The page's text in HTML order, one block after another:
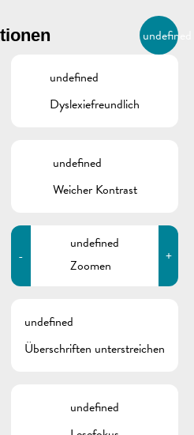
DE
BIERGER.REMICH.LU
undefined
undefined
Dyslexiefreundlich
undefined
Weicher Kontrast
-
undefined
Zoomen
+
undefined
Überschriften unterstreichen
undefined